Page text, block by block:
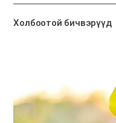
Холбоотой бичвэрүүд